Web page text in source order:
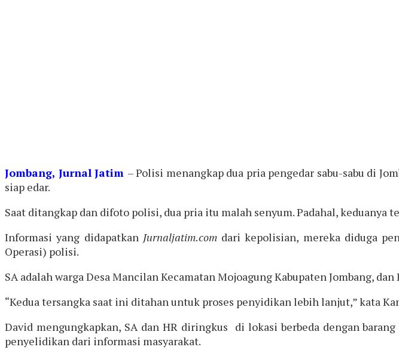
Jombang, Jurnal Jatim – Polisi menangkap dua pria pengedar sabu-sabu di
siap edar.
Saat ditangkap dan difoto polisi, dua pria itu malah senyum. Padahal, keduanya
Informasi yang didapatkan Jurnaljatim.comdari kepolisian, mereka diduga
Operasi) polisi.
SA adalah warga Desa Mancilan Kecamatan Mojoagung Kabupaten Jombang,
“Kedua tersangka saat ini ditahan untuk proses penyidikan lebih lanjut,” kata
David mengungkapkan, SA dan HR diringkus di lokasi berbeda dengan
penyelidikan dari informasi masyarakat.